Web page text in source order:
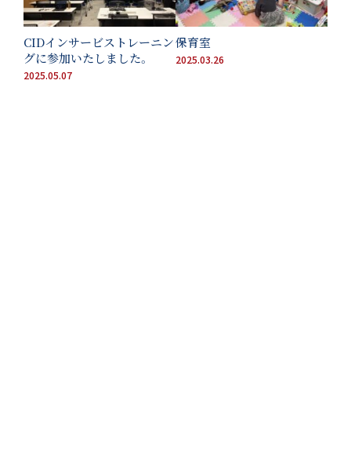
CIDインサービストレーニン
グに参加いたしました。
2025.05.07
保育室
2025.03.26